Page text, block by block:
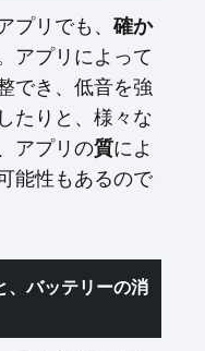
プリでも、確か
アプリによって
でき、低音を強
たりと、様々な
アプリの質によ
能性もあるので
、バッテリーの消